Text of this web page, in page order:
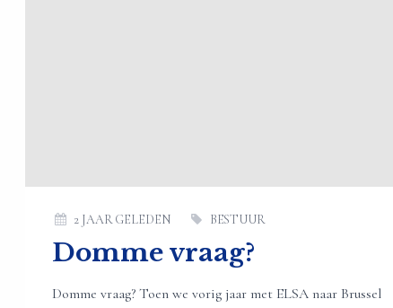
Domme vraag?
2 JAAR GELEDEN BESTUUR
Domme vraag? Toen we vorig jaar met ELSA naar Brussel